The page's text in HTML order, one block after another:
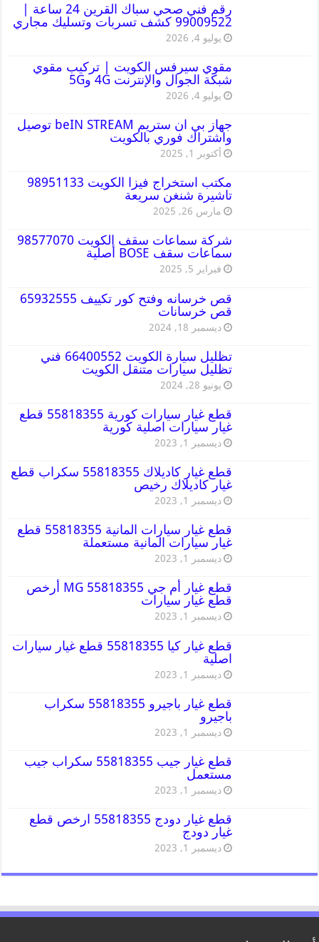
رقم فني صحي سباك القرين 24 ساعة |
99009522 كشف تسربات وتسليك مجاري
يوليو 4, 2026
مقوي سيرفس الكويت | تركيب مقوي
شبكة الجوال والإنترنت 4G و5G
يوليو 4, 2026
جهاز بي ان ستريم beIN STREAM توصيل
واشتراك فوري بالكويت
أكتوبر 1, 2025
مكتب استخراج فيزا الكويت 98951133
تاشيرة شنغن سريعة
مارس 26, 2025
شركة سماعات سقف الكويت 98577070
سماعات سقف BOSE أصلية
فبراير 5, 2025
قص خرسانه وفتح كور تكييف 65932555
قص خرسانات
ديسمبر 18, 2024
تظليل سيارة الكويت 66400552 فني
تظليل سيارات متنقل الكويت
يونيو 28, 2024
قطع غيار سيارات كورية 55818355 قطع
غيار سيارات اصلية كورية
ديسمبر 1, 2023
قطع غيار كاديلاك 55818355 سكراب قطع
غيار كاديلاك رخيص
ديسمبر 1, 2023
قطع غيار سيارات المانية 55818355 قطع
غيار سيارات المانية مستعملة
ديسمبر 1, 2023
قطع غيار أم جي MG 55818355 أرخص
قطع غيار سيارات
ديسمبر 1, 2023
قطع غيار كيا 55818355 قطع غيار سيارات
اصلية
ديسمبر 1, 2023
قطع غيار باجيرو 55818355 سكراب
باجيرو
ديسمبر 1, 2023
قطع غيار جيب 55818355 سكراب جيب
مستعمل
ديسمبر 1, 2023
قطع غيار دودج 55818355 ارخص قطع
غيار دودج
ديسمبر 1, 2023